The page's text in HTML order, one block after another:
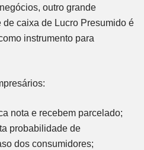
outro grande
caixa de Lucro Presumido é
instrumento para
nota e recebem parcelado;
probabilidade de
dos consumidores;